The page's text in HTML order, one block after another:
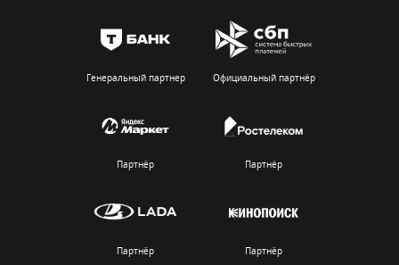
Генеральный партнер Официальный партнёр
Партнёр Партнёр
Партнёр Партнёр